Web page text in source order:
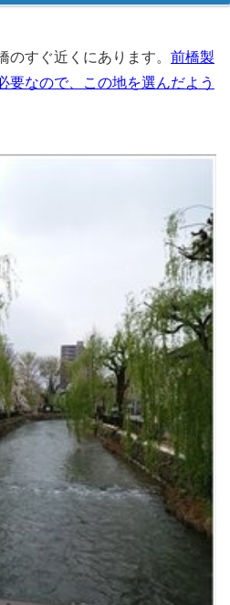
すぐ近くにあります。 前橋製
要なので、この地を選んだよう